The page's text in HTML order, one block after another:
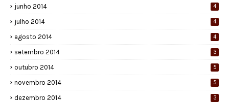
junho 2014 4
julho 2014 4
agosto 2014 4
setembro 2014 3
outubro 2014 5
novembro 2014 5
dezembro 2014 3